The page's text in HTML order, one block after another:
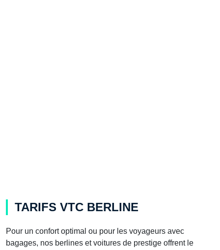
TARIFS VTC BERLINE
Pour un confort optimal ou pour les voyageurs avec
bagages, nos berlines et voitures de prestige offrent le